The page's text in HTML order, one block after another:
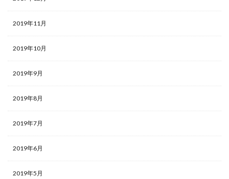
2019年11月
2019年10月
2019年9月
2019年8月
2019年7月
2019年6月
2019年5月